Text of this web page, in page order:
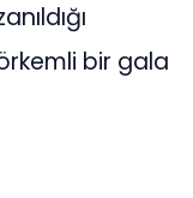
bir gala